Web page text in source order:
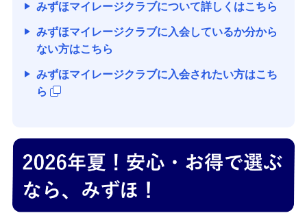
みずほマイレージクラブについて詳しくはこちら
みずほマイレージクラブに入会しているか分から
ない方はこちら
みずほマイレージクラブに入会されたい方はこち
ら